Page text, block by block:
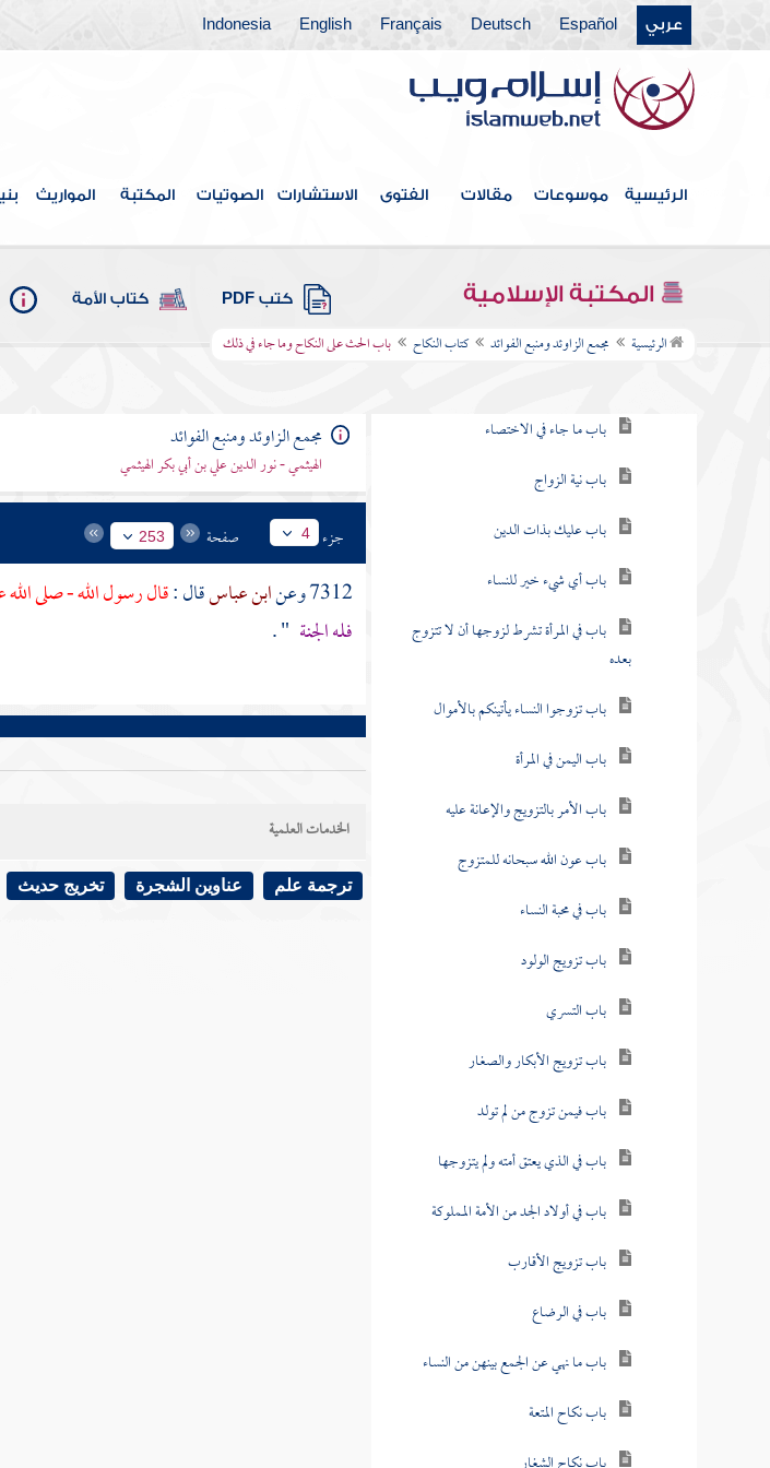
عربي Español
Deutsch
Français
English
Indonesia
الرئيسية موسوعات مقالات الفتوى الاستشارات الصوتيات المكتبة المواريث
المكتبة الإسلامية كتب PDF كتاب الأمة
الرئيسية مجمع الزاوئد ومنبع الفوائد كتاب النكاح باب الحث على النكاح وما جاء في ذلك
كتاب البيوع
كتاب الأيمان والنذور
كتاب الأحكام
كتاب الوصايا
كتاب الفرائض
كتاب العتق
كتاب النكاح
باب ما جاء في الاختصاء
باب نية الزواج
باب عليك بذات الدين
باب أي شيء خير للنساء
باب في المرأة تشرط لزوجها أن لا تتزوج
بعده
باب تزوجوا النساء يأتينكم بالأموال
باب اليمن في المرأة
باب الأمر بالتزويج والإعانة عليه
باب عون الله سبحانه للمتزوج
باب في محبة النساء
باب تزويج الولود
باب التسري
باب تزويج الأبكار والصغار
باب فيمن تزوج من لم تولد
باب في الذي يعتق أمته ولم يتزوجها
باب في أولاد الجد من الأمة المملوكة
باب تزويج الأقارب
باب في الرضاع
باب ما نهي عن الجمع بينهن من النساء
باب نكاح المتعة
مجمع الزاوئد ومنبع الفوائد
الهيثمي - نور الدين علي بن أبي بكر الهيثمي
جزء 4 صفحة 253
7312 وعن ابن عباسقال :قال رسول الله - صلى
فله الجنة " .
الخدمات العلمية
ترجمة علم عناوين الشجرة تخريج حديث